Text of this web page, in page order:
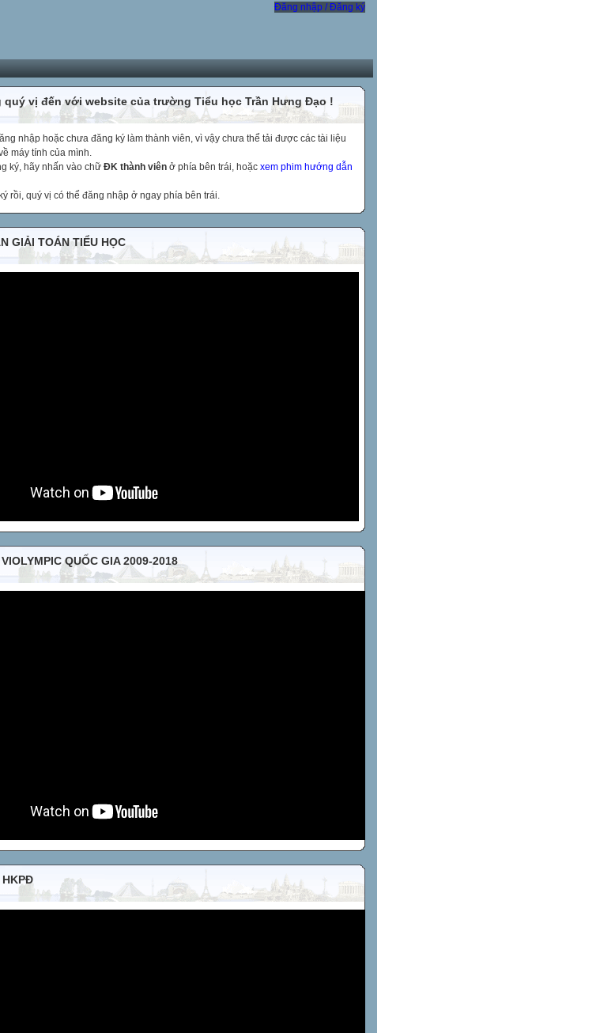
Đăng nhập / Đăng ký
quý vị đến với website của trường Tiểu học Trần Hưng Đạo !
nhập hoặc chưa đăng ký làm thành viên, vì vậy chưa thể tải được các tài liệu
máy tính của mình.
ký, hãy nhấn vào chữ ĐK thành viên ở phía bên trái, hoặc xem phim hướng dẫn
rồi, quý vị có thể đăng nhập ở ngay phía bên trái.
GIẢI TOÁN TIỂU HỌC
QUỐC GIA 2009-2018
HKPĐ